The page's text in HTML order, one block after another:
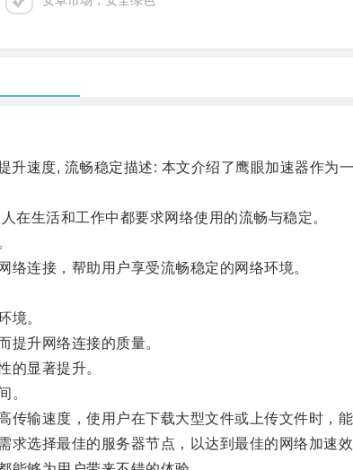
速度, 流畅稳定描述: 本文介绍了鹰眼加速器作为
生活和工作中都要求网络使用的流畅与稳定。
连接，帮助用户享受流畅稳定的网络环境。
境。
升网络连接的质量。
显著提升。
。
速度，使用户在下载大型文件或上传文件时，能
选择最佳的服务器节点，以达到最佳的网络加速效